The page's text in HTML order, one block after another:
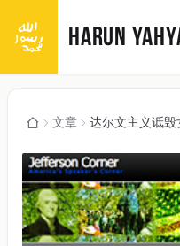
HARUN
文章 达尔文主义诋